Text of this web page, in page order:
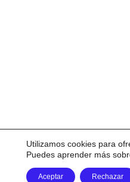
Utilizamos cookies para
Puedes aprender más
Aceptar Rechazar